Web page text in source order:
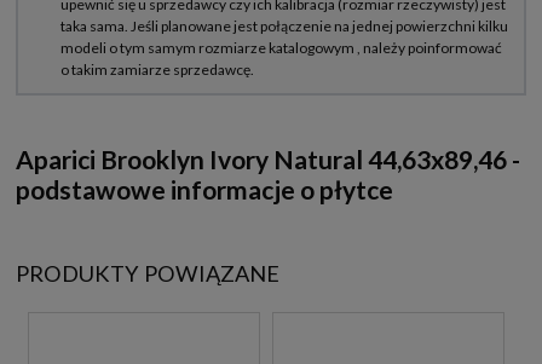
Aparici Brooklyn Ivory Natural 44,63x89,46 -
podstawowe informacje o płytce
PRODUKTY POWIĄZANE